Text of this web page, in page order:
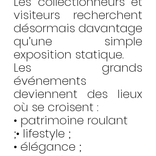
visiteurs recherchent
désormais davantage
qu’une simple
exposition statique.
Les grands
événements
deviennent des lieux
où se croisent :
• patrimoine roulant
;• lifestyle ;
• élégance ;